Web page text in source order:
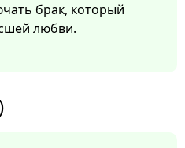
брак, который
любви.
)